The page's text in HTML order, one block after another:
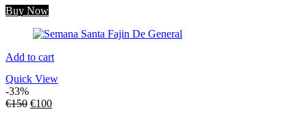
Buy Now
Add to cart
Quick View
-33%
€150 €100